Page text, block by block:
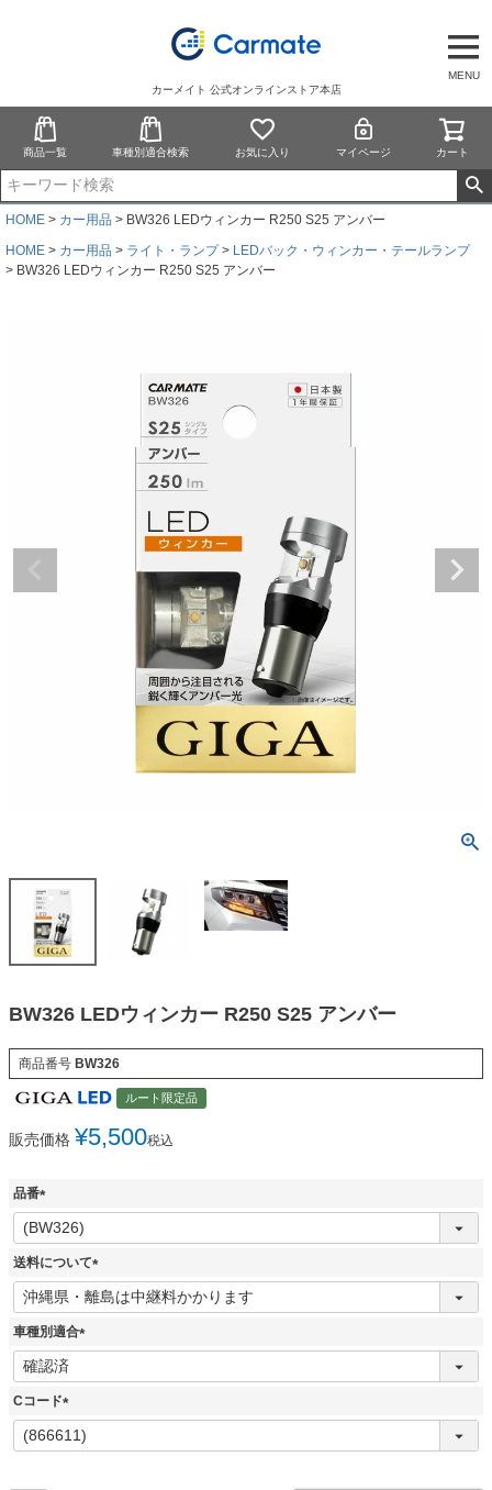
MENU
カーメイト 公式オンラインストア本店
商品一覧 車種別適合検索 お気に入り マイページ カート
HOME カー用品
BW326 LEDウィンカー R250 S25 アンバー
HOME
カー用品 ライト・ランプ
LEDバック・ウィンカー・テールランプ
BW326 LEDウィンカー R250 S25 アンバー
BW326 LEDウィンカー R250 S25 アンバー
商品番号 BW326
ルート限定品
販売価格 ¥5,500税込
品番
(
必
須
送料について
(
必
車種別適合
(
Cコード
(
必